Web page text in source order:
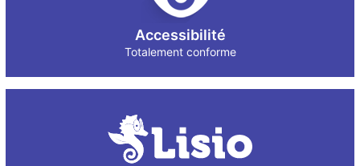
Accessibilité
Totalement conforme